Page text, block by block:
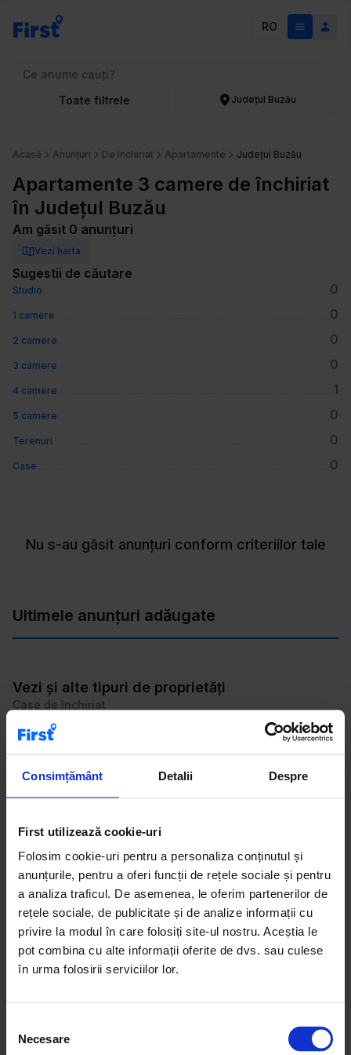
Consimțământ Detalii Despre
First utilizează cookie-uri
Folosim cookie-uri pentru a personaliza conținutul și
anunțurile, pentru a oferi funcții de rețele sociale și pentru
a analiza traficul. De asemenea, le oferim partenerilor de
rețele sociale, de publicitate și de analize informații cu
privire la modul în care folosiți site-ul nostru. Aceștia le
pot combina cu alte informații oferite de dvs. sau culese
în urma folosirii serviciilor lor.
Necesare
RO
Toate filtrele Județul Buzău
Acasă Anunțuri De închiriat Apartamente Județul Buzău
Apartamente 3 camere de închiriat
în Județul Buzău
Am găsit 0 anunțuri
Vezi harta
Sugestii de căutare
Studio 0
1 camere 0
2 camere 0
3 camere 0
4 camere 1
5 camere 0
Terenuri 0
Case 0
Nu s-au găsit anunțuri conform criteriilor tale
Ultimele anunțuri adăugate
Vezi și alte tipuri de proprietăți
Case de închiriat
Apartamente de vânzare
Birouri de închiriat
Descoperă pe First.ro apartamente cu 3 camere de
doresc mai mult spațiu. Această categorie include locuințe
spațioase, bine compartimentate, situate în zone
rezidențiale liniștite sau aproape de facilități urbane.
Anunțurile sunt clare și conțin informații detaliate despre
suprafață, dotări și condițiile de închiriere. Filtrele
platformei te ajută să găsești rapid opțiunile care se
potrivesc bugetului tău. Sfat: apartamentele cu 3 camere